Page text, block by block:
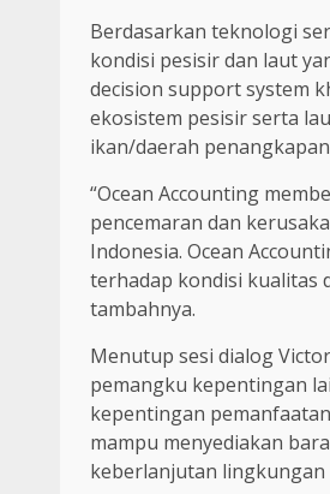
Berdasarkan teknologi
kondisi pesisir dan laut
decision support system
ekosistem pesisir serta
ikan/daerah
“Ocean Accounting
pencemaran dan
Indonesia. Ocean
terhadap kondisi kualitas
tambahnya.
Menutup sesi dialog
pemangku kepentingan
kepentingan
mampu menyediakan
keberlanjutan lingkungan